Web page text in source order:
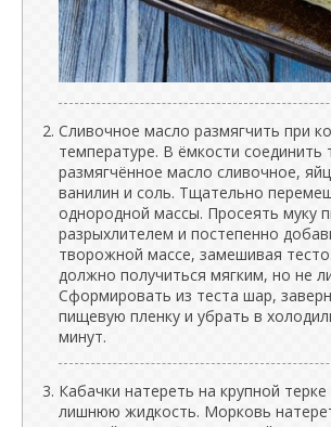
Сливочное масло размягчить при
температуре. В ёмкости соединить
размягчённое масло сливочное,
ванилин и соль. Тщательно
однородной массы. Просеять муку
разрыхлителем и постепенно
творожной массе, замешивая
должно получиться мягким, но не
Сформировать из теста шар,
пищевую пленку и убрать в
минут.
Кабачки натереть на крупной
лишнюю жидкость. Морковь